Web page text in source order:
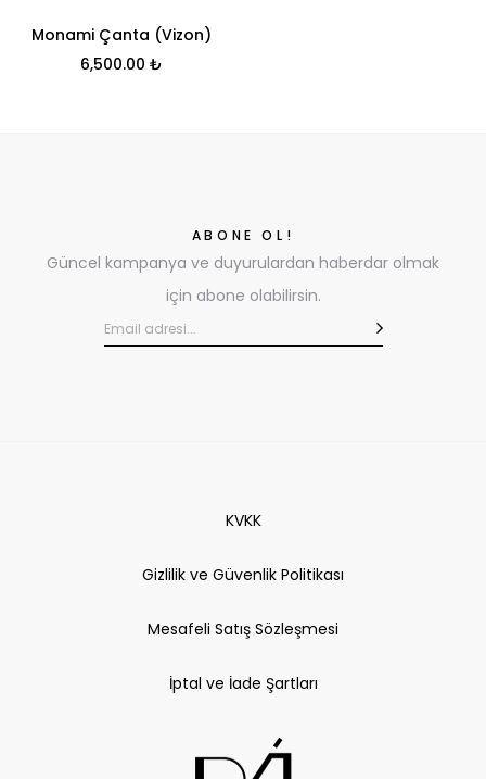
Monami Çanta (Vizon)
6,500.00 ₺
ABONE OL!
Güncel kampanya ve duyurulardan haberdar olmak
için abone olabilirsin.
KVKK
Gizlilik ve Güvenlik Politikası
Mesafeli Satış Sözleşmesi
İptal ve İade Şartları